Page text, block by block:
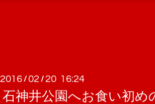
2016 / 02 / 20 16:24
石神井公園へお食い初め